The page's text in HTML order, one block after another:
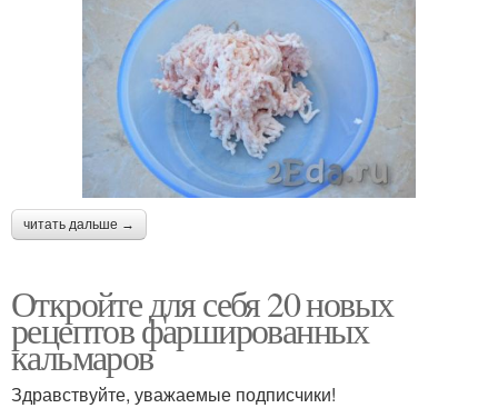
читать дальше →
Откройте для себя 20 новых
рецептов фаршированных
кальмаров
Здравствуйте, уважаемые подписчики!